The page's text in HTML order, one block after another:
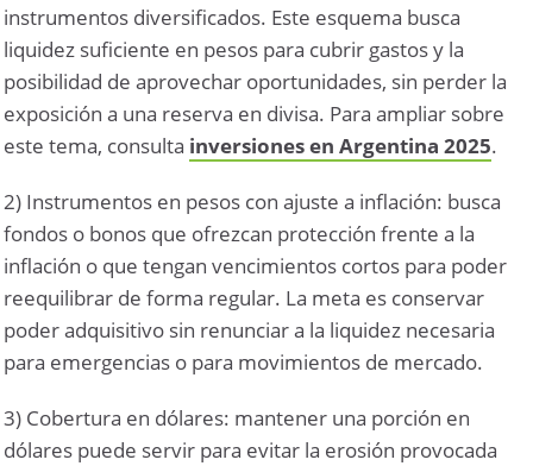
instrumentos diversificados. Este esquema busca
liquidez suficiente en pesos para cubrir gastos y la
posibilidad de aprovechar oportunidades, sin perder la
exposición a una reserva en divisa. Para ampliar sobre
este tema, consulta inversiones en Argentina 2025.
2) Instrumentos en pesos con ajuste a inflación: busca
fondos o bonos que ofrezcan protección frente a la
inflación o que tengan vencimientos cortos para poder
reequilibrar de forma regular. La meta es conservar
poder adquisitivo sin renunciar a la liquidez necesaria
para emergencias o para movimientos de mercado.
3) Cobertura en dólares: mantener una porción en
dólares puede servir para evitar la erosión provocada